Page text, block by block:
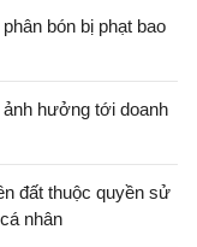
bón bị phạt bao
hưởng tới doanh
đất thuộc quyền sử
nhân